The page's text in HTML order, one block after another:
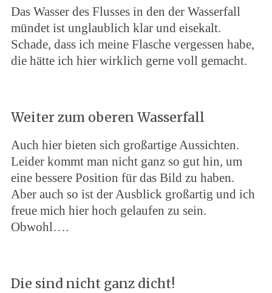
Das Wasser des Flusses in den der Wasserfall
mündet ist unglaublich klar und eisekalt.
Schade, dass ich meine Flasche vergessen habe,
die hätte ich hier wirklich gerne voll gemacht.
Weiter zum oberen Wasserfall
Auch hier bieten sich großartige Aussichten.
Leider kommt man nicht ganz so gut hin, um
eine bessere Position für das Bild zu haben.
Aber auch so ist der Ausblick großartig und ich
freue mich hier hoch gelaufen zu sein.
Obwohl….
Die sind nicht ganz dicht!